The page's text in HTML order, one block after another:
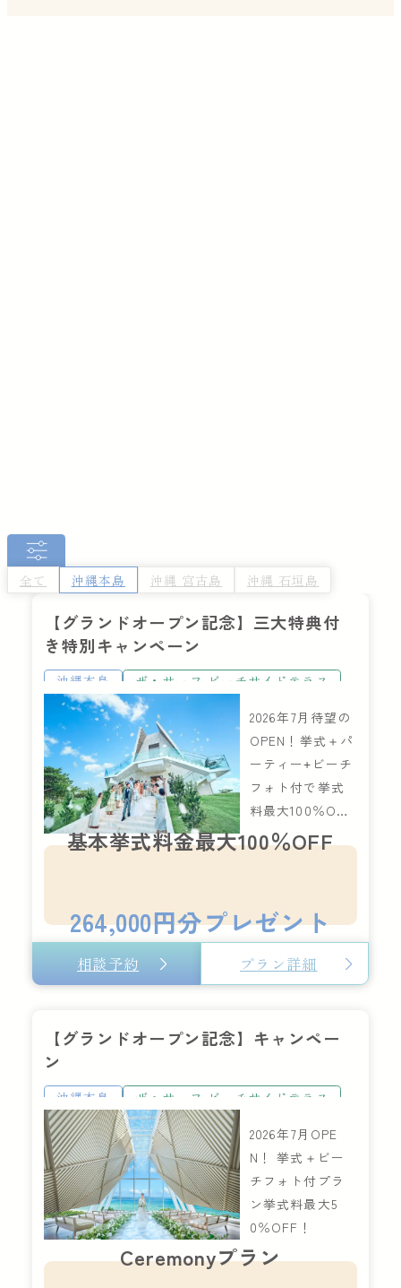
全て 沖縄本島 沖縄 宮古島 沖縄 石垣島
沖縄本島 ザ・サーフ ビーチサイドテラス
【グランドオープン記念】三大特典付
き特別キャンペーン
2026年7月待望の
OPEN！挙式＋パ
ーティー+ビーチ
フォト付で挙式
料最大100％OF
F！
基本挙式料金最大100％OFF
264,000円分プレゼント
相談予約 プラン詳細
沖縄本島 ザ・サーフ ビーチサイドテラス
【グランドオープン記念】キャンペー
ン
2026年7月OPE
N！ 挙式＋ビー
チフォト付プラ
ン挙式料最大5
0％OFF！
Ceremonyプラン